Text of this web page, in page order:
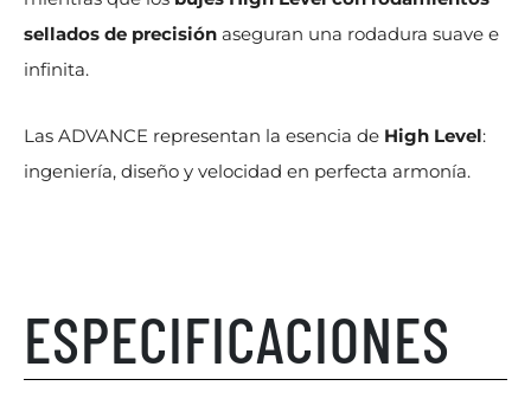
sellados de precisión aseguran una rodadura suave e
infinita.
Las ADVANCE representan la esencia de High Level:
ingeniería, diseño y velocidad en perfecta armonía.
ESPECIFICACIONES